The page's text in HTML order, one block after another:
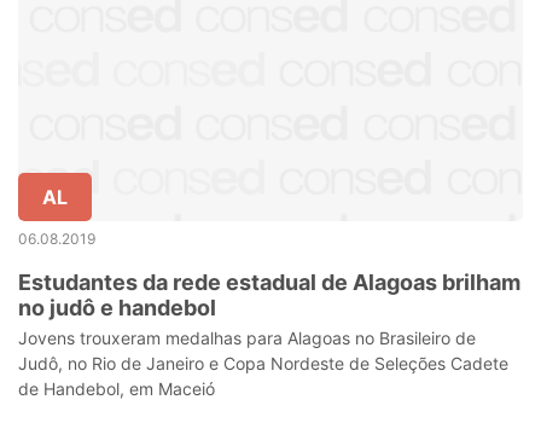
AL
06.08.2019
Estudantes da rede estadual de Alagoas brilham
no judô e handebol
Jovens trouxeram medalhas para Alagoas no Brasileiro de
Judô, no Rio de Janeiro e Copa Nordeste de Seleções Cadete
de Handebol, em Maceió